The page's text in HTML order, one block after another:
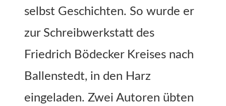
selbst Geschichten. So wurde er
zur Schreibwerkstatt des
Friedrich Bödecker Kreises nach
Ballenstedt, in den Harz
eingeladen. Zwei Autoren übten